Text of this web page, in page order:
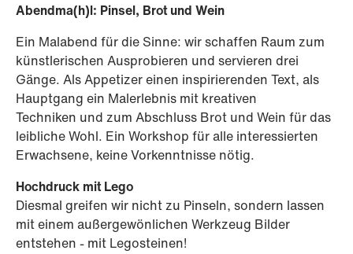
Abendma(h)l: Pinsel, Brot und Wein
Ein Malabend für die Sinne: wir schaffen Raum zum
künstlerischen Ausprobieren und servieren drei
Gänge. Als Appetizer einen inspirierenden Text, als
Hauptgang ein Malerlebnis mit kreativen
Techniken und zum Abschluss Brot und Wein für das
leibliche Wohl. Ein Workshop für alle interessierten
Erwachsene, keine Vorkenntnisse nötig.
Hochdruck mit Lego
Diesmal greifen wir nicht zu Pinseln, sondern lassen
mit einem außergewönlichen Werkzeug Bilder
entstehen - mit Legosteinen!